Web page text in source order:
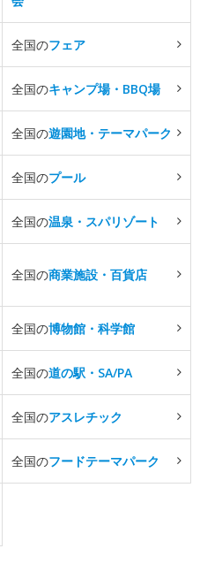
全国のフェア
全国のキャンプ場・BBQ場
全国の遊園地・テーマパーク
全国のプール
全国の温泉・スパリゾート
全国の商業施設・百貨店
全国の博物館・科学館
全国の道の駅・SA/PA
全国のアスレチック
全国のフードテーマパーク